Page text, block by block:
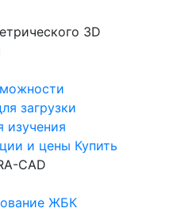
3D
загрузки
изучения
и цены Купить
CAD
ЖБК